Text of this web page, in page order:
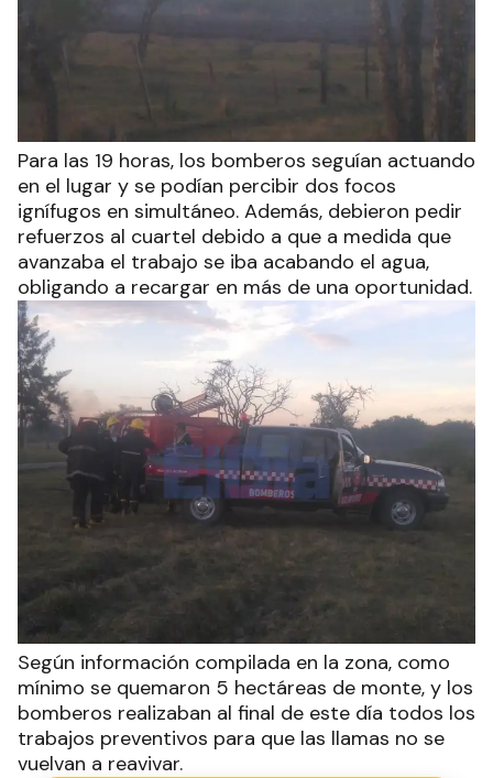
Para las 19 horas, los bomberos seguían actuando
en el lugar y se podían percibir dos focos
ignífugos en simultáneo. Además, debieron pedir
refuerzos al cuartel debido a que a medida que
avanzaba el trabajo se iba acabando el agua,
obligando a recargar en más de una oportunidad.
Según información compilada en la zona, como
mínimo se quemaron 5 hectáreas de monte, y los
bomberos realizaban al final de este día todos los
trabajos preventivos para que las llamas no se
vuelvan a reavivar.